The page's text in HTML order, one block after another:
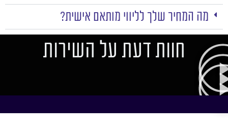
מה המחיר שלך לליווי מותאם אישית?
חוות דעת על השירות